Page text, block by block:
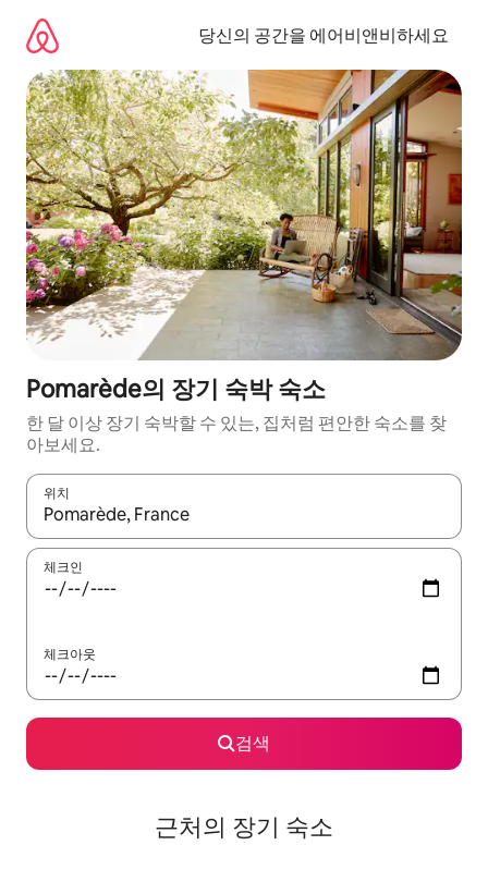
당신의 공간을 에어비앤비하세요
Pomarède의 장기 숙박 숙소
한 달 이상 장기 숙박할 수 있는, 집처럼 편안한 숙소를 찾
아보세요.
위치
결과가 나오면 위·아래 화살표 키를 사용하거나 터치 또는 스와이
체크인
체크아웃
검색
근처의 장기 숙소